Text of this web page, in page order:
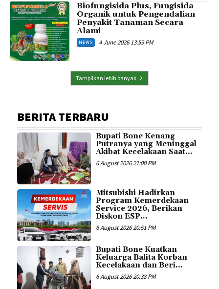
Biofungisida Plus, Fungisida
Organik untuk Pengendalian
Penyakit Tanaman Secara
Alami
NEWS 4 June 2026 13:59 PM
Tampilkan lebih banyak
BERITA TERBARU
Bupati Bone Kenang
Putranya yang Meninggal
Akibat Kecelakaan Saat...
6 August 2026 21:00 PM
Mitsubishi Hadirkan
Program Kemerdekaan
Service 2026, Berikan
Diskon ESP...
6 August 2026 20:51 PM
Bupati Bone Kuatkan
Keluarga Balita Korban
Kecelakaan dan Beri...
6 August 2026 20:38 PM